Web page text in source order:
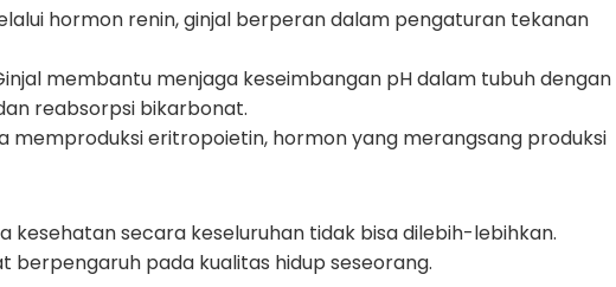
hormon renin, ginjal berperan dalam pengaturan tekanan
membantu menjaga keseimbangan pH dalam tubuh dengan
reabsorpsi bikarbonat.
memproduksi eritropoietin, hormon yang merangsang produksi
kesehatan secara keseluruhan tidak bisa dilebih-lebihkan.
berpengaruh pada kualitas hidup seseorang.